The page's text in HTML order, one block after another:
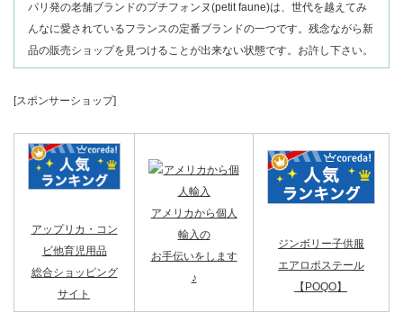
パリ発の老舗ブランドのプチフォンヌ(petit faune)は、世代を越えてみ
んなに愛されているフランスの定番ブランドの一つです。残念ながら新
品の販売ショップを見つけることが出来ない状態です。お許し下さい。
[スポンサーショップ]
アップリカ・コン
ビ他育児用品
総合ショッピング
サイト
アメリカから個人
輸入の
お手伝いをします
♪
ジンボリー子供服
エアロポステール
【POQO】